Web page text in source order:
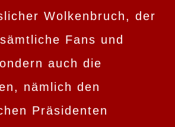
Wolkenbruch, der
Fans und
auch die
nämlich den
Präsidenten